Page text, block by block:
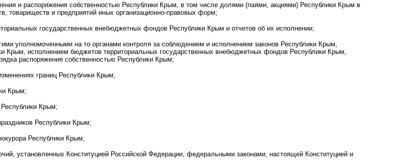
и распоряжения собственностью Республики Крым, в том числе долями (паями, акциями) Республики Крым в
товариществ и предприятий иных организационно-правовых форм;
государственных внебюджетных фондов Республики Крым и отчетов об их исполнении;
уполномоченными на то органами контроля за соблюдением и исполнением законов Республики Крым,
Крым, исполнением бюджетов территориальных государственных внебюджетных фондов Республики Крым,
распоряжения собственностью Республики Крым;
границ Республики Крым;
Крым;
Крым;
Республики Крым;
Республики Крым;
установленных Конституцией Российской Федерации, федеральными законами, настоящей Конституцией и